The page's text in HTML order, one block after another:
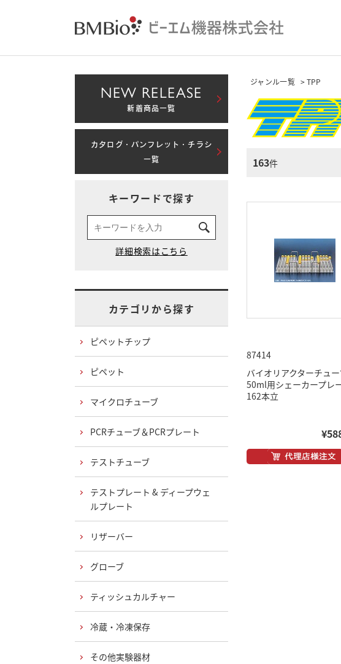
ジャンル一覧 > TPP
163件
87414
バイオリアクターチュ
50ml用シェーカープレ
162本立
NEW RELEASE
新着商品一覧
カタログ・パンフレット・チラシ
一覧
キーワードで探す
カテゴリから探す
ピペットチップ
ピペット
マイクロチューブ
PCRチューブ＆PCRプレート
テストチューブ
テストプレート & ディープウェ
ルプレート
リザーバー
グローブ
ティッシュカルチャー
冷蔵・冷凍保存
その他実験器材